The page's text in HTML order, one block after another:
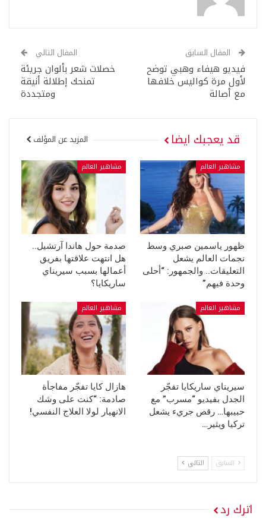
المقال السابق
فيديو هيفاء وهبي توضح
لأول مرة كواليس خلافها
مع أصالة
المقال التالي
خصلات شعر بألوان جريئة
تمنحك إطلالة أنيقة
ومتجددة
قد يعجبك ايضا المزيد عن المؤلف
مشاهير العالم
ظهور ياسمين صبري وسط
نجمات العالم يشعل
التعليقات.. والجمهور: “أحلى
وحدة فيهم”
مشاهير العالم
صدمة حول هاندا آرتشيل..
هل انتهت علاقتها بفريق
أعمالها بسبب سيريناي
ساريكايا؟
مشاهير العالم
سيريناي ساريكايا تفجّر
الجدل بفيديو “مسرب” مع
حبيبها… رقص جريء يشعل
تركيا ويثير…
مشاهير العالم
هازال كايا تفجّر مفاجأة
صادمة: “كنت على وشك
الانهيار لولا العلاج النفسي!
السابق التالي
اترك رد